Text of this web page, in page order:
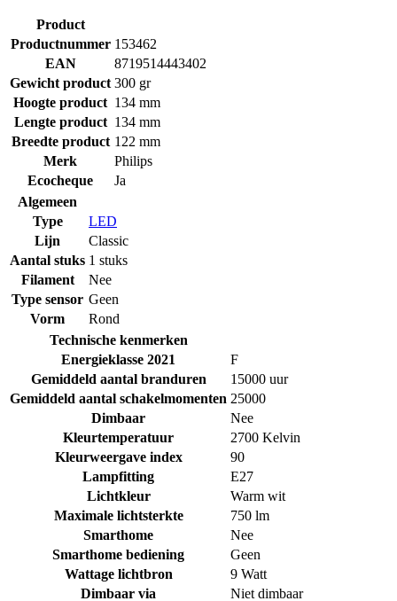
Product
Productnummer 153462
EAN
8719514443402
Gewicht product 300 gr
Hoogte product 134 mm
Lengte product 134 mm
Breedte product 122 mm
Merk
Philips
Ecocheque
Ja
Algemeen
Type
LED
Lijn
Classic
Aantal stuks 1 stuks
Filament
Nee
Type sensor Geen
Vorm
Rond
Technische kenmerken
Energieklasse 2021
F
Gemiddeld aantal branduren
15000 uur
Gemiddeld aantal schakelmomenten 25000
Dimbaar
Nee
Kleurtemperatuur
2700 Kelvin
Kleurweergave index
90
Lampfitting
E27
Lichtkleur
Warm wit
Maximale lichtsterkte
750 lm
Smarthome
Nee
Smarthome bediening
Geen
Wattage lichtbron
9 Watt
Dimbaar via
Niet dimbaar